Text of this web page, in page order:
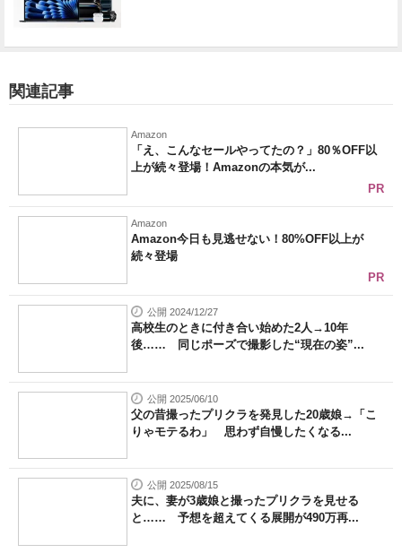
関連記事
Amazon
「え、こんなセールやってたの？」80％OFF以
上が続々登場！Amazonの本気が...
PR
Amazon
Amazon今日も見逃せない！80%OFF以上が
続々登場
PR
公開 2024/12/27
高校生のときに付き合い始めた2人→10年
後…… 同じポーズで撮影した“現在の姿”...
公開 2025/06/10
父の昔撮ったプリクラを発見した20歳娘→「こ
りゃモテるわ」 思わず自慢したくなる...
公開 2025/08/15
夫に、妻が3歳娘と撮ったプリクラを見せる
と…… 予想を超えてくる展開が490万再...